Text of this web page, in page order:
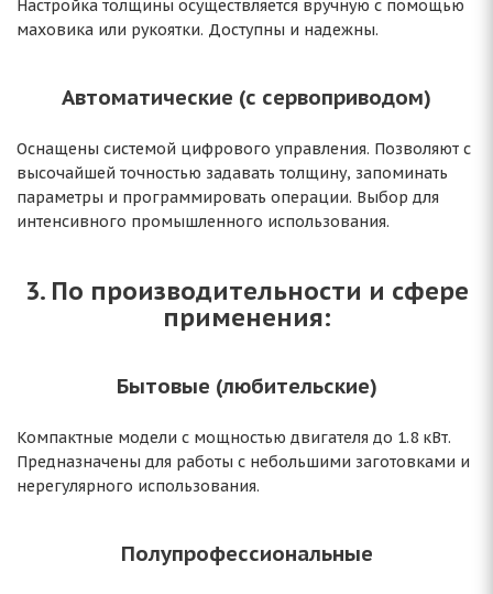
Настройка толщины осуществляется вручную с помощью
маховика или рукоятки. Доступны и надежны.
Автоматические (с сервоприводом)
Оснащены системой цифрового управления. Позволяют с
высочайшей точностью задавать толщину, запоминать
параметры и программировать операции. Выбор для
интенсивного промышленного использования.
3. По производительности и сфере
применения:
Бытовые (любительские)
Компактные модели с мощностью двигателя до 1.8 кВт.
Предназначены для работы с небольшими заготовками и
нерегулярного использования.
Полупрофессиональные